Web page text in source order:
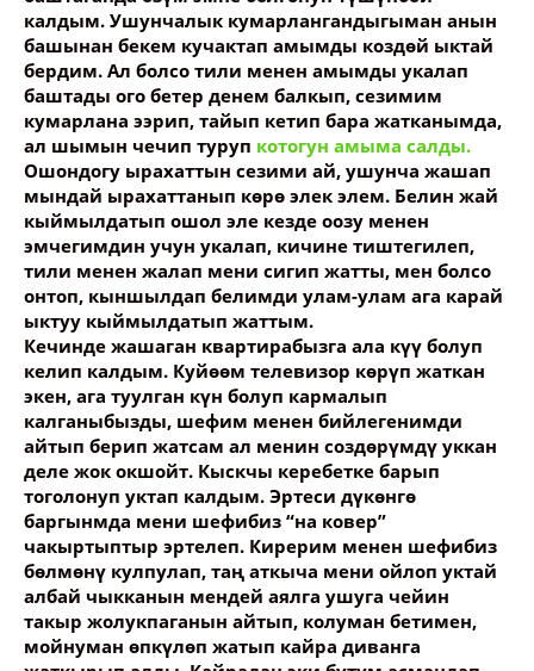
калдым. Ушунчалык кумарлангандыгыман анын
башынан бекем кучактап амымды коздөй ыктай
бердим. Ал болсо тили менен амымды укалап
баштады ого бетер денем балкып, сезимим
кумарлана ээрип, тайып кетип бара жатканымда,
ал шымын чечип туруп котогун амыма салды.
Ошондогу ырахаттын сезими ай, ушунча жашап
мындай ырахаттанып көрө элек элем. Белин жай
кыймылдатып ошол эле кезде оозу менен
эмчегимдин учун укалап, кичине тиштегилеп,
тили менен жалап мени сигип жатты, мен болсо
онтоп, кыншылдап белимди улам-улам ага карай
ыктуу кыймылдатып жаттым.
Кечинде жашаган квартирабызга ала күү болуп
келип калдым. Куйөөм телевизор көрүп жаткан
экен, ага туулган күн болуп кармалып
калганыбызды, шефим менен бийлегенимди
айтып берип жатсам ал менин создөрүмдү уккан
деле жок окшойт. Кыскчы керебетке барып
тоголонуп уктап калдым. Эртеси дүкөнгө
баргынмда мени шефибиз “на ковер”
чакыртыптыр эртелеп. Кирерим менен шефибиз
бөлмөнү кулпулап, таң аткыча мени ойлоп уктай
албай чыкканын мендей аялга ушуга чейин
такыр жолукпаганын айтып, колуман бетимен,
мойнуман өпкүлөп жатып кайра диванга